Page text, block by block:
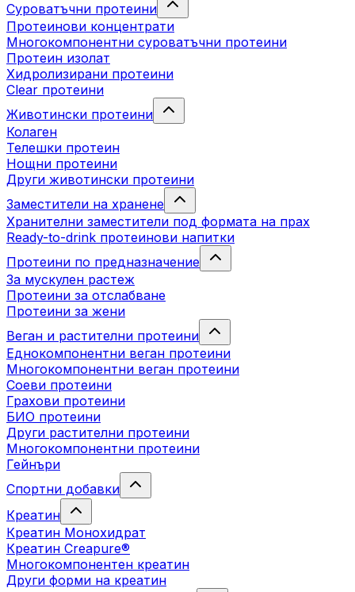
Суроватъчни протеини
Протеинови концентрати
Многокомпонентни суроватъчни протеини
Протеин изолат
Хидролизирани протеини
Clear протеини
Животински протеини
Колаген
Телешки протеин
Нощни протеини
Други животински протеини
Заместители на хранене
Хранителни заместители под формата на прах
Ready-to-drink протеинови напитки
Протеини по предназначение
За мускулен растеж
Протеини за отслабване
Протеини за жени
Веган и растителни протеини
Еднокомпонентни веган протеини
Многокомпонентни веган протеини
Соеви протеини
Грахови протеини
БИО протеини
Други растителни протеини
Многокомпонентни протеини
Гейнъри
Спортни добавки
Креатин
Креатин Монохидрат
Креатин Creapure®
Многокомпонентен креатин
Други форми на креатин